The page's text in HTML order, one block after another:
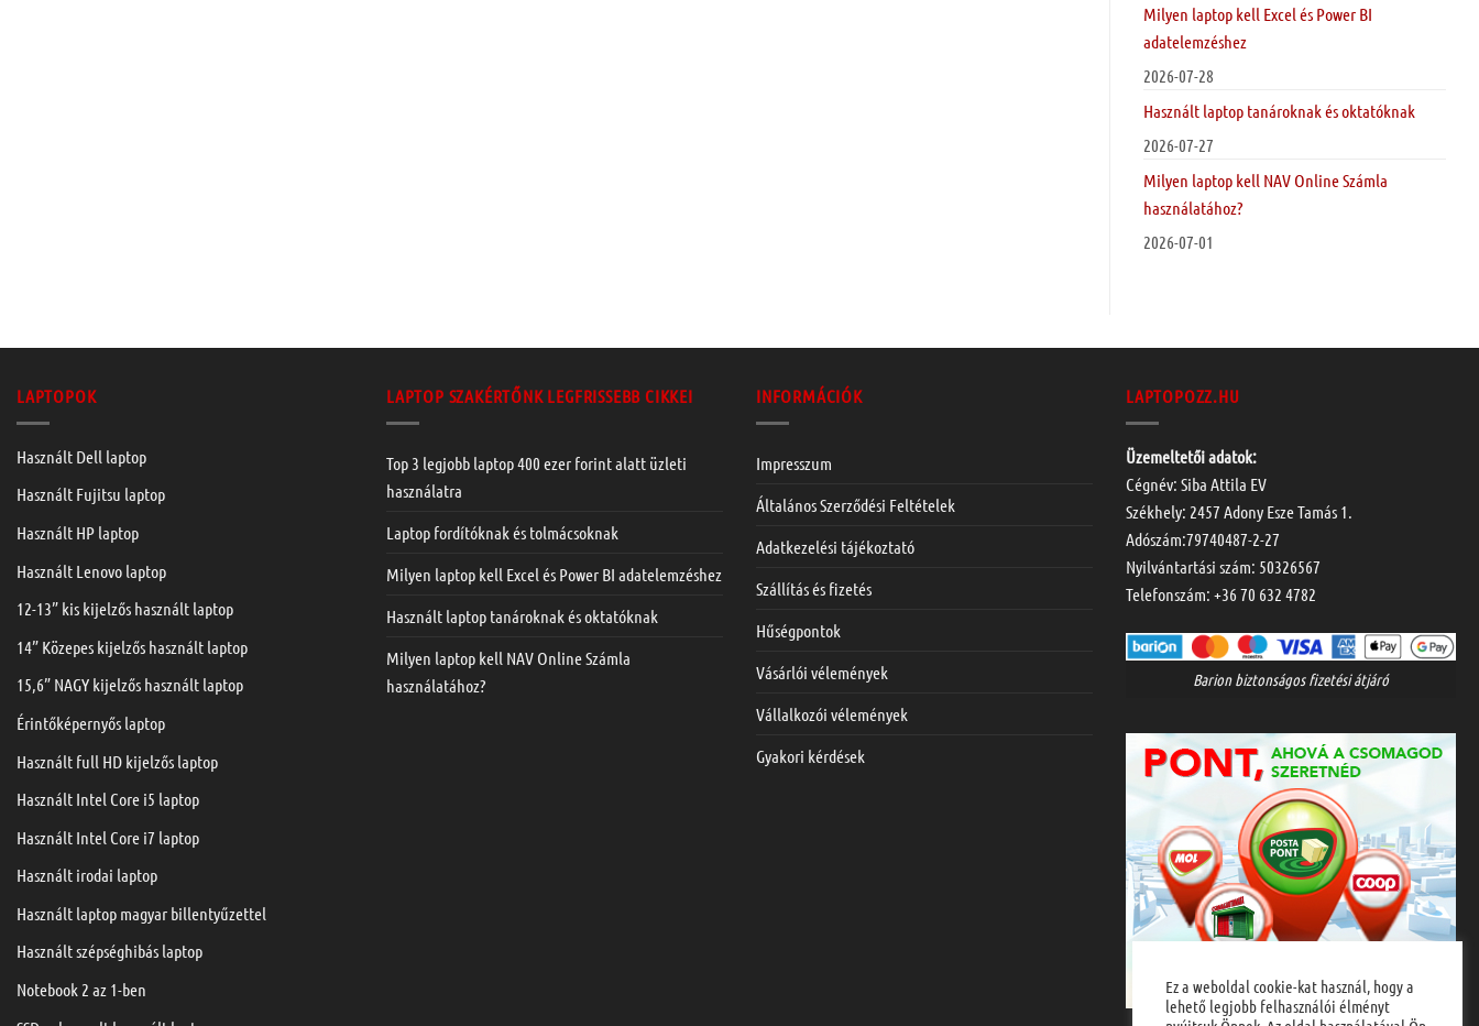
Milyen laptop kell Excel és Power BI
adatelemzéshez
2026-07-28
Használt laptop tanároknak és oktatóknak
2026-07-27
Milyen laptop kell NAV Online Számla
használatához?
2026-07-01
LAPTOPOK
Használt Dell laptop
Használt Fujitsu laptop
Használt HP laptop
Használt Lenovo laptop
12-13” kis kijelzős használt laptop
14” Közepes kijelzős használt laptop
15,6” NAGY kijelzős használt laptop
Érintőképernyős laptop
Használt full HD kijelzős laptop
Használt Intel Core i5 laptop
Használt Intel Core i7 laptop
Használt irodai laptop
Használt laptop magyar billentyűzettel
Használt szépséghibás laptop
Notebook 2 az 1-ben
LAPTOP SZAKÉRTŐNK LEGFRISSEBB CIKKEI
Top 3 legjobb laptop 400 ezer forint alatt üzleti
használatra
Laptop fordítóknak és tolmácsoknak
Milyen laptop kell Excel és Power BI adatelemzéshez
Használt laptop tanároknak és oktatóknak
Milyen laptop kell NAV Online Számla
használatához?
INFORMÁCIÓK
Impresszum
Általános Szerződési Feltételek
Adatkezelési tájékoztató
Szállítás és fizetés
Hűségpontok
Vásárlói vélemények
Vállalkozói vélemények
Gyakori kérdések
LAPTOPOZZ.HU
Üzemeltetői adatok:
Cégnév: Siba Attila EV
Székhely: 2457 Adony Esze Tamás 1.
Adószám:79740487-2-27
Nyilvántartási szám: 50326567
Telefonszám: +36 70 632 4782
Barion biztonságos fizetési átjáró
Ez a weboldal cookie-kat használ, hogy a
lehető legjobb felhasználói élményt